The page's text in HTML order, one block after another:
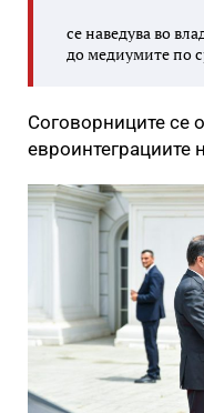
се наведува во
до медиумите по
Соговорниците се
евроинтеграциите